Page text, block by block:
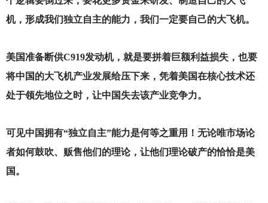
机，形成我们独立自主的能力，我们一定要自己的大飞机。
美国准备断供C919发动机，就是要拼着巨额利益损失，也要
将中国的大飞机产业发展给压下来，凭着美国在核心技术还
处于领先地位之时，让中国失去该产业竞争力。
可见中国拥有“独立自主”能力是何等之重用！无论唯市场论
者如何鼓吹、贩售他们的理论，让他们理论破产的恰恰是美
国。